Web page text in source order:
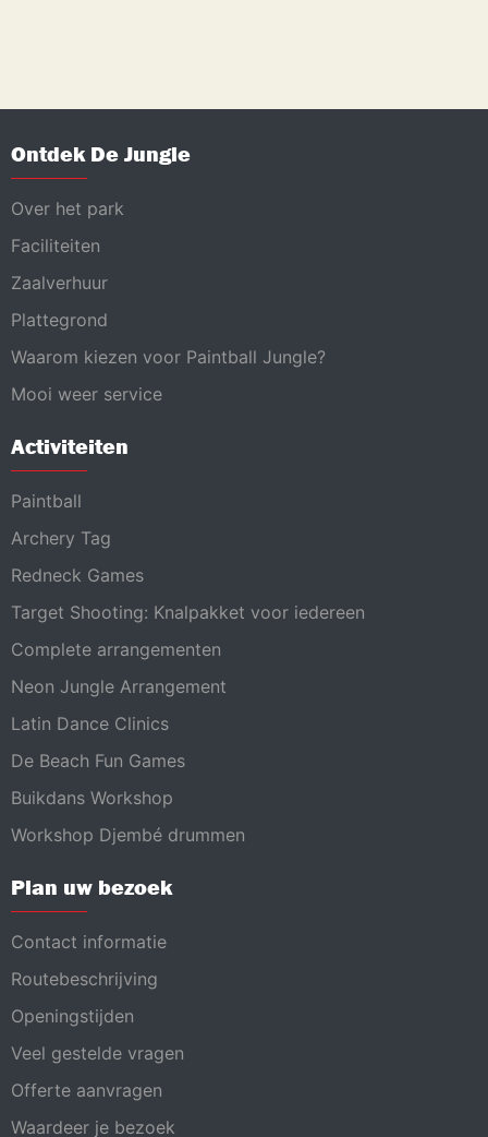
Ontdek De Jungle
Over het park
Faciliteiten
Zaalverhuur
Plattegrond
Waarom kiezen voor Paintball Jungle?
Mooi weer service
Activiteiten
Paintball
Archery Tag
Redneck Games
Target Shooting: Knalpakket voor iedereen
Complete arrangementen
Neon Jungle Arrangement
Latin Dance Clinics
De Beach Fun Games
Buikdans Workshop
Workshop Djembé drummen
Plan uw bezoek
Contact informatie
Routebeschrijving
Openingstijden
Veel gestelde vragen
Offerte aanvragen
Waardeer je bezoek